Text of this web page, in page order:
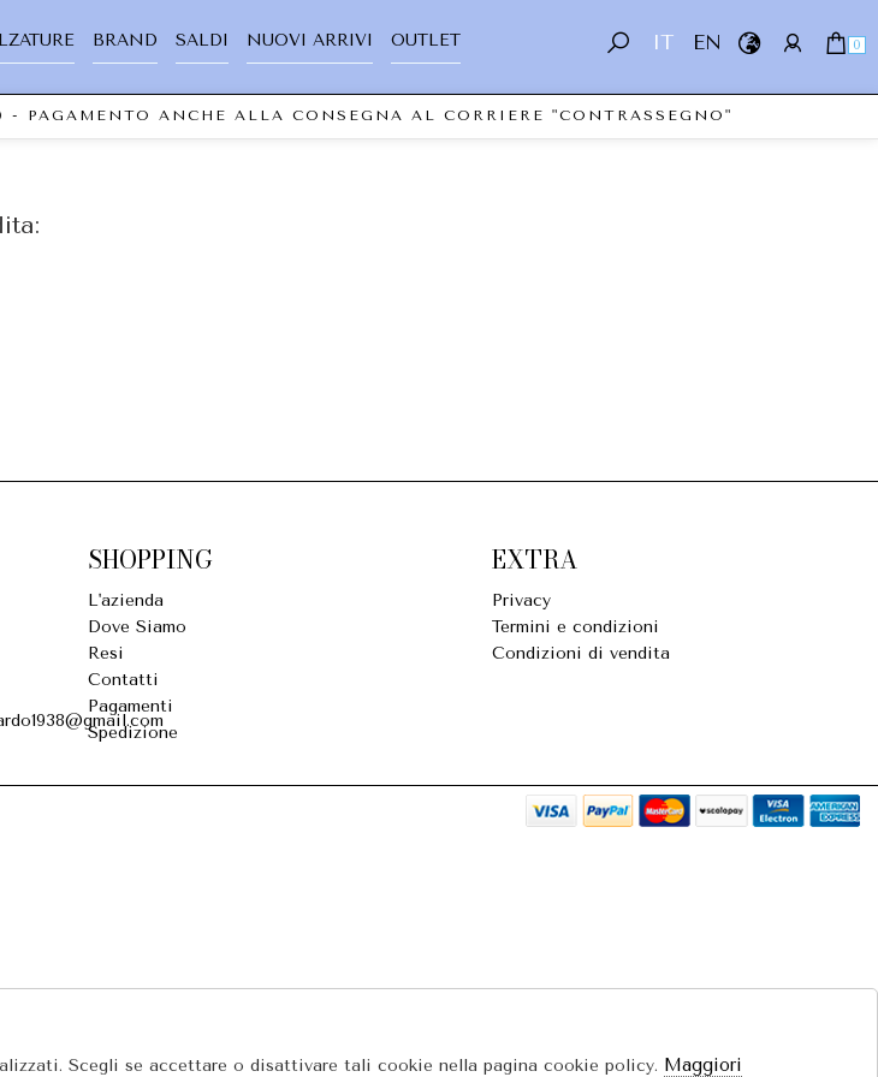
IT EN 0
BRAND SALDI NUOVI ARRIVI OUTLET
ANCHE ALLA CONSEGNA AL CORRIERE "CONTRASSEGNO"
SHOPPING
L'azienda
Dove Siamo
Resi
Contatti
Pagamenti
Spedizione
EXTRA
Privacy
Termini e condizioni
Condizioni di vendita
Scegli se accettare o disattivare tali cookie nella pagina cookie policy. Maggiori